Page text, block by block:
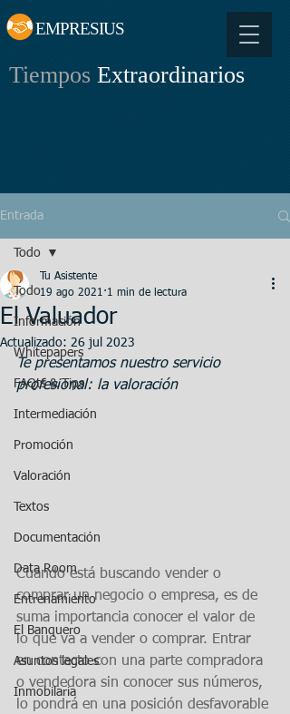
EMPRESIUS
Tiempos Extraordinarios
Entrada
Todo
Información
Whitepapers
FAQts & Tips
Intermediación
Promoción
Valoración
Textos
Documentación
Data Room
Entrenamiento
El Banquero
Asuntos legales
Inmobilaria
Todo
El Valuador
Tu Asistente
19 ago 2021 1 min de lectura
Actualizado: 26 jul 2023
Te presentamos nuestro servicio
profesional: la valoración
Cuando está buscando vender o
comprar un negocio o empresa, es de
suma importancia conocer el valor de
lo que va a vender o comprar. Entrar
en contacto con una parte compradora
o vendedora sin conocer sus números,
lo pondrá en una posición desfavorable